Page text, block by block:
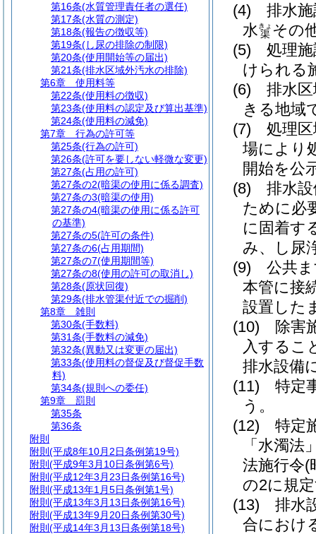
(4)
排水
水 渠
きょ その
(5)
処理
けられる
(6)
排水
きる地域
(7)
処理
場により
開始を公
(8)
排水
ために必
に固着す
み、し尿
(9)
公共
本管に接
設置した
(10)
除害
入するこ
排水設備
(11)
特定
う。
(12)
特定
「水濁法
法施行令(
の2に規
(13)
排水
合におけ
第16条(水質管理責任者の選任)
第17条(水質の測定)
第18条(報告の徴収等)
第19条(し尿の排除の制限)
第20条(使用開始等の届出)
第21条(排水区域外汚水の排除)
第6章
使用料等
第22条(使用料の徴収)
第23条(使用料の認定及び算出基準)
第24条(使用料の減免)
第7章
行為の許可等
第25条(行為の許可)
第26条(許可を要しない軽微な変更)
第27条(占用の許可)
第27条の2(暗渠の使用に係る調査)
第27条の3(暗渠の使用)
第27条の4(暗渠の使用に係る許可
の基準)
第27条の5(許可の条件)
第27条の6(占用期間)
第27条の7(使用期間等)
第27条の8(使用の許可の取消し)
第28条(原状回復)
第29条(排水管渠付近での掘削)
第8章
雑則
第30条(手数料)
第31条(手数料の減免)
第32条(異動又は変更の届出)
第33条(使用料の督促及び督促手数
料)
第34条(規則への委任)
第9章
罰則
第35条
第36条
附則
附則 (平成8年10月2日条例第19号)
附則 (平成9年3月10日条例第6号)
附則 (平成12年3月23日条例第16号)
附則 (平成13年1月5日条例第1号)
附則 (平成13年3月13日条例第16号)
附則 (平成13年9月20日条例第30号)
附則 (平成14年3月13日条例第18号)